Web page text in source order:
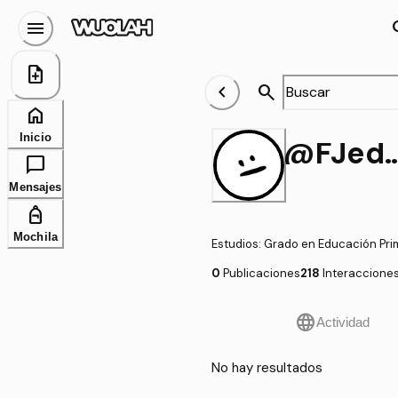
chevron_left search
Estudios: Grado en Educación
0 Publicaciones218 Interacciones
languageActividad
No hay resultados
menu
note_add
home
Inicio
chat_bubble
Mensajes
personal_bag
Mochila